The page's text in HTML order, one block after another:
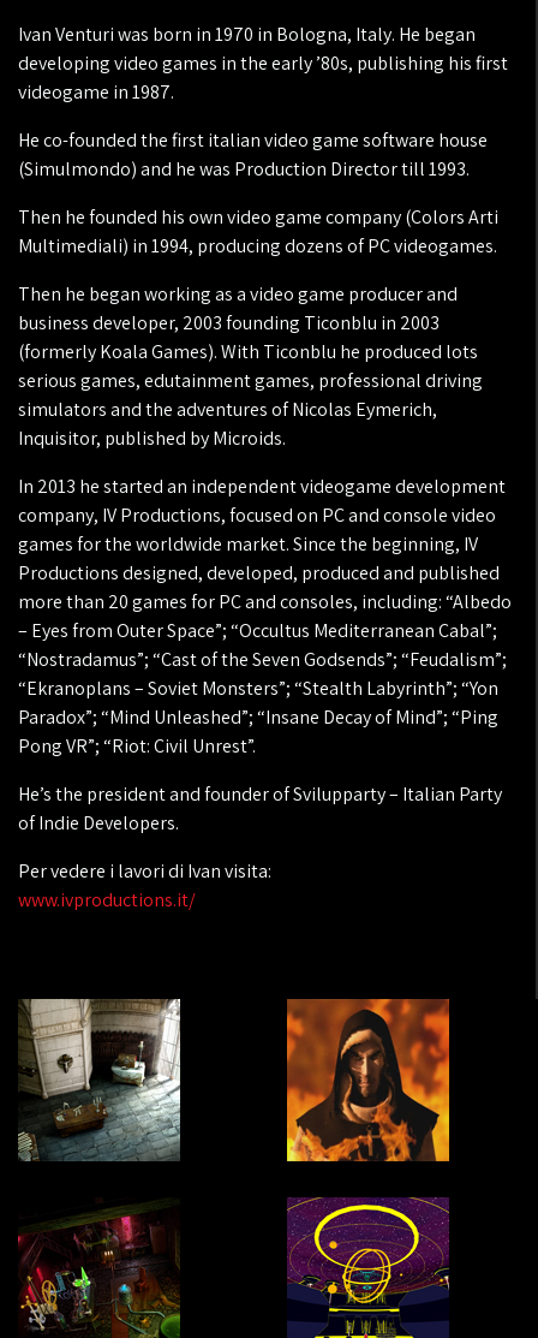
Ivan Venturi was born in 1970 in Bologna, Italy. He began
developing video games in the early ’80s, publishing his first
videogame in 1987.
He co-founded the first italian video game software house
(Simulmondo) and he was Production Director till 1993.
Then he founded his own video game company (Colors Arti
Multimediali) in 1994, producing dozens of PC videogames.
Then he began working as a video game producer and
business developer, 2003 founding Ticonblu in 2003
(formerly Koala Games). With Ticonblu he produced lots
serious games, edutainment games, professional driving
simulators and the adventures of Nicolas Eymerich,
Inquisitor, published by Microids.
In 2013 he started an independent videogame development
company, IV Productions, focused on PC and console video
games for the worldwide market. Since the beginning, IV
Productions designed, developed, produced and published
more than 20 games for PC and consoles, including: “Albedo
– Eyes from Outer Space”; “Occultus Mediterranean Cabal”;
“Nostradamus”; “Cast of the Seven Godsends”; “Feudalism”;
“Ekranoplans – Soviet Monsters”; “Stealth Labyrinth”; “Yon
Paradox”; “Mind Unleashed”; “Insane Decay of Mind”; “Ping
Pong VR”; “Riot: Civil Unrest”.
He’s the president and founder of Svilupparty – Italian Party
of Indie Developers.
Per vedere i lavori di Ivan visita:
www.ivproductions.it/